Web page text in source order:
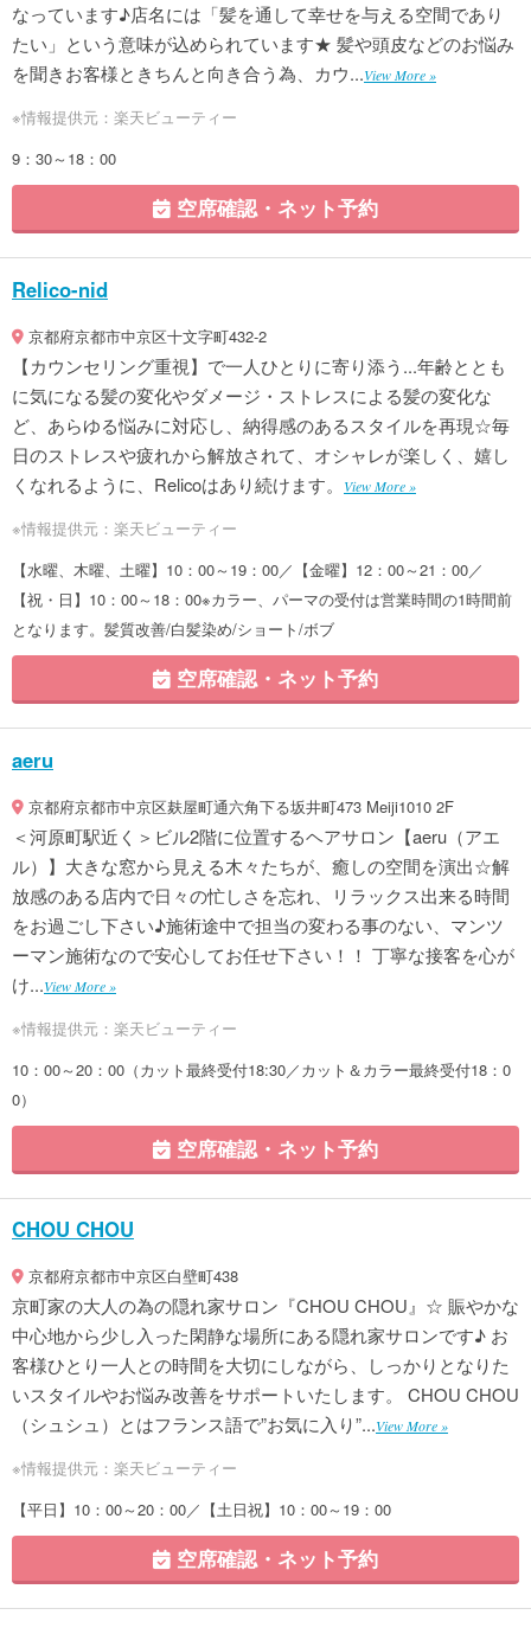
なっています♪店名には「髪を通して幸せを与える空間であり
たい」という意味が込められています★ 髪や頭皮などのお悩み
を聞きお客様ときちんと向き合う為、カウ...View More »
※情報提供元：楽天ビューティー
9：30～18：00
空席確認・ネット予約
Relico-nid
京都府京都市中京区十文字町432-2
【カウンセリング重視】で一人ひとりに寄り添う...年齢ととも
に気になる髪の変化やダメージ・ストレスによる髪の変化な
ど、あらゆる悩みに対応し、納得感のあるスタイルを再現☆毎
日のストレスや疲れから解放されて、オシャレが楽しく、嬉し
くなれるように、Relicoはあり続けます。
View More »
※情報提供元：楽天ビューティー
【水曜、木曜、土曜】10：00～19：00／【金曜】12：00～21：00／
【祝・日】10：00～18：00※カラー、パーマの受付は営業時間の1時間前
となります。髪質改善/白髪染め/ショート/ボブ
空席確認・ネット予約
aeru
京都府京都市中京区麸屋町通六角下る坂井町473 Meiji1010 2F
＜河原町駅近く＞ビル2階に位置するヘアサロン【aeru（アエ
ル）】大きな窓から見える木々たちが、癒しの空間を演出☆解
放感のある店内で日々の忙しさを忘れ、リラックス出来る時間
をお過ごし下さい♪施術途中で担当の変わる事のない、マンツ
ーマン施術なので安心してお任せ下さい！！ 丁寧な接客を心が
け...View More »
※情報提供元：楽天ビューティー
10：00～20：00（カット最終受付18:30／カット＆カラー最終受付18：0
0）
空席確認・ネット予約
CHOU CHOU
京都府京都市中京区白壁町438
京町家の大人の為の隠れ家サロン『CHOU CHOU』☆ 賑やかな
中心地から少し入った閑静な場所にある隠れ家サロンです♪ お
客様ひとり一人との時間を大切にしながら、しっかりとなりた
いスタイルやお悩み改善をサポートいたします。 CHOU CHOU
（シュシュ）とはフランス語で”お気に入り”...View More »
※情報提供元：楽天ビューティー
【平日】10：00～20：00／【土日祝】10：00～19：00
空席確認・ネット予約